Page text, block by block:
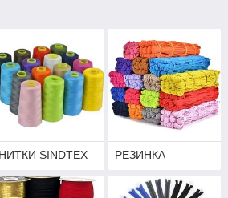
НИТКИ SINDTEX РЕЗИНКА